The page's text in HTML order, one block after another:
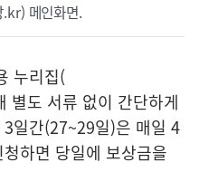
.kr) 메인화면.
누리집(
별도 서류 없이 간단하게
일간(27~29일)은 매일 4
하면 당일에 보상금을